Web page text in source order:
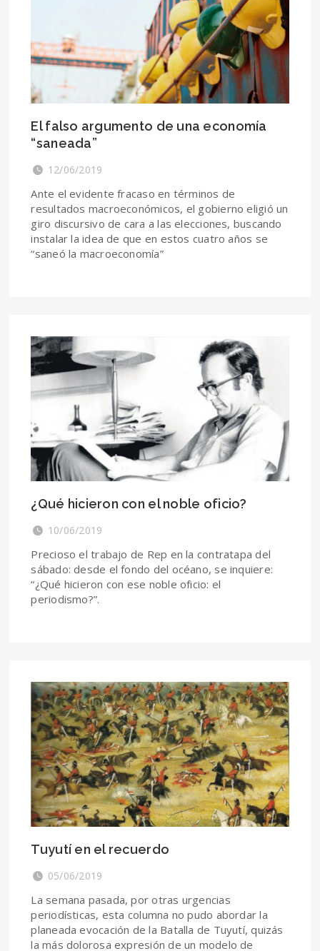
El falso argumento de una economía
“saneada”
12/06/2019
Ante el evidente fracaso en términos de
resultados macroeconómicos, el gobierno eligió un
giro discursivo de cara a las elecciones, buscando
instalar la idea de que en estos cuatro años se
“saneó la macroeconomía”
¿Qué hicieron con el noble oficio?
10/06/2019
Precioso el trabajo de Rep en la contratapa del
sábado: desde el fondo del océano, se inquiere:
“¿Qué hicieron con ese noble oficio: el
periodismo?”.
Tuyutí en el recuerdo
05/06/2019
La semana pasada, por otras urgencias
periodísticas, esta columna no pudo abordar la
planeada evocación de la Batalla de Tuyutí, quizás
la más dolorosa expresión de un modelo de